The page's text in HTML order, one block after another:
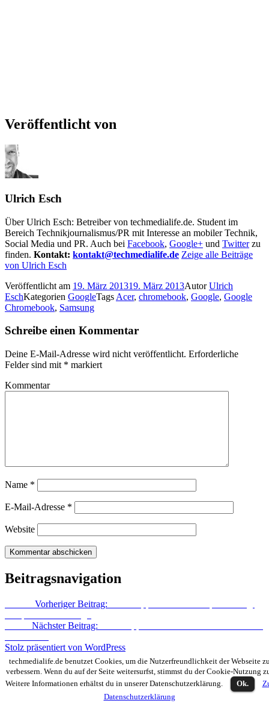
Veröffentlicht von
Ulrich Esch
Über Ulrich Esch: Betreiber von techmedialife.de. Student im
Bereich Technikjournalismus/PR mit Interesse an mobiler Technik,
Social Media und PR. Auch bei Facebook, Google+ und Twitterzu
finden. Kontakt: kontakt@techmedialife.de Zeige alle Beiträge
von Ulrich Esch
Veröffentlicht am 19. März 201319. März 2013AutorUlrich
EschKategorien GoogleTags Acer, chromebook, Google, Google
Chromebook, Samsung
Schreibe einen Kommentar
Deine E-Mail-Adresse wird nicht veröffentlicht. Erforderliche
Felder sind mit * markiert
Kommentar
Name *
E-Mail-Adresse *
Website
Beitragsnavigation
Vorheriger Beitrag:
Nächster Beitrag:
Stolz präsentiert von WordPress
techmedialife.de benutzet Cookies, um die Nutzerfreundlichkeit der Webseite
verbessern. Wenn du auf der Seite weitersurfst, stimmst du der Cookie-Nutzung
Weitere Informationen erhältst du in unserer Datenschutzerklärung.
Ok.
Datenschutzerklärung